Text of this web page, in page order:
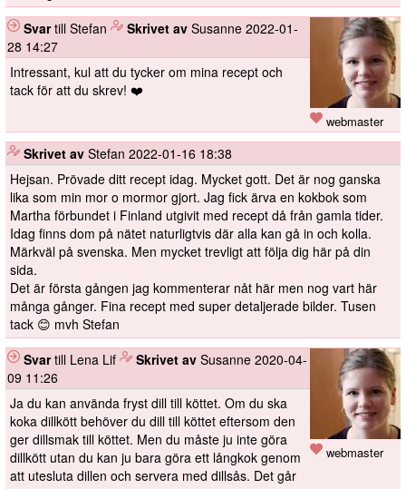
webmaster
Svartill Stefan Skrivet av Susanne 2022-01-
28 14:27
Intressant, kul att du tycker om mina recept och
tack för att du skrev! ❤️
Skrivet av Stefan 2022-01-16 18:38
Hejsan. Prövade ditt recept idag. Mycket gott. Det är nog ganska
lika som min mor o mormor gjort. Jag fick ärva en kokbok som
Martha förbundet i Finland utgivit med recept då från gamla tider.
Idag finns dom på nätet naturligtvis där alla kan gå in och kolla.
Märkväl på svenska. Men mycket trevligt att följa dig här på din
sida.
Det är första gången jag kommenterar nåt här men nog vart här
många gånger. Fina recept med super detaljerade bilder. Tusen
tack 😊 mvh Stefan
webmaster
Svartill Lena Lif Skrivet av Susanne 2020-04-
09 11:26
Ja du kan använda fryst dill till köttet. Om du ska
koka dillkött behöver du dill till köttet eftersom den
ger dillsmak till köttet. Men du måste ju inte göra
dillkött utan du kan ju bara göra ett långkok genom
att utesluta dillen och servera med dillsås. Det går